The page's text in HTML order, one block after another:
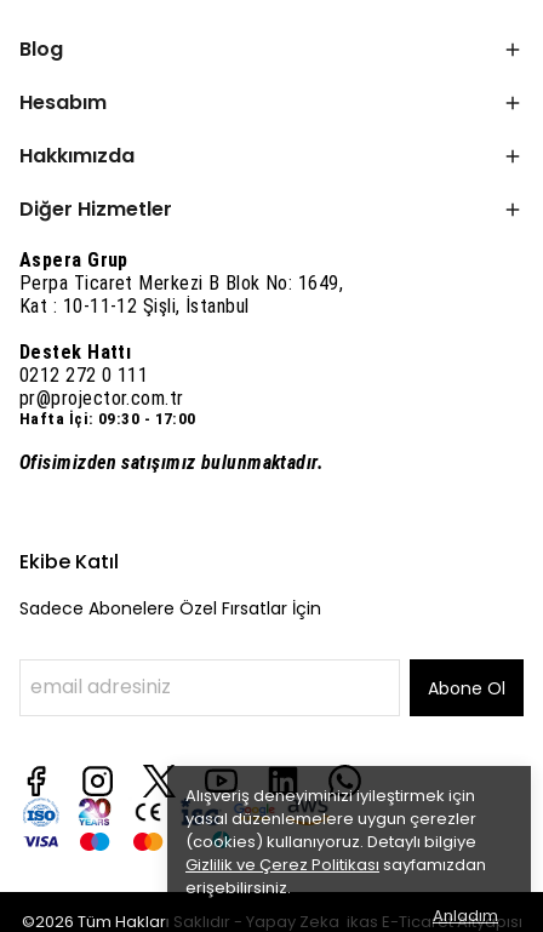
Alışveriş deneyiminizi iyileştirmek için
yasal düzenlemelere uygun çerezler
(cookies) kullanıyoruz. Detaylı bilgiye
Gizlilik ve Çerez Politikası sayfamızdan
erişebilirsiniz.
Anladım
Blog
Hesabım
Hakkımızda
Diğer Hizmetler
Aspera Grup
Perpa Ticaret Merkezi B Blok No: 1649,
Kat : 10-11-12 Şişli, İstanbul
Destek Hattı
0212 272 0 111
pr@projector.com.tr
Hafta İçi: 09:30 - 17:00
Ofisimizden satışımız bulunmaktadır.
Ekibe Katıl
Sadece Abonelere Özel Fırsatlar İçin
Abone Ol
©2026 Tüm Hakları Saklıdır - Yapay Zeka ikas E-TicaretAltyapısı